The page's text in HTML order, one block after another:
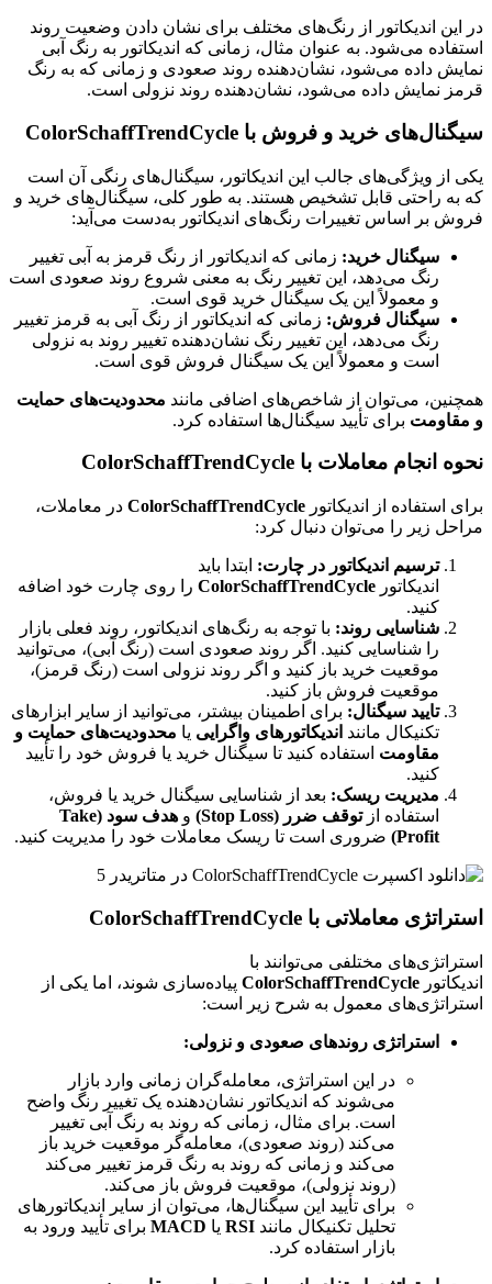
در این اندیکاتور از رنگ‌های مختلف برای نشان دادن وضعیت روند
استفاده می‌شود. به عنوان مثال، زمانی که اندیکاتور به رنگ آبی
نمایش داده می‌شود، نشان‌دهنده روند صعودی و زمانی که به رنگ
قرمز نمایش داده می‌شود، نشان‌دهنده روند نزولی است.
سیگنال‌های خرید و فروش با ColorSchaffTrendCycle
یکی از ویژگی‌های جالب این اندیکاتور، سیگنال‌های رنگی آن است
که به راحتی قابل تشخیص هستند. به طور کلی، سیگنال‌های خرید و
فروش بر اساس تغییرات رنگ‌های اندیکاتور به‌دست می‌آید:
سیگنال خرید: زمانی که اندیکاتور از رنگ قرمز به آبی تغییر
رنگ می‌دهد، این تغییر رنگ به معنی شروع روند صعودی است
و معمولاً این یک سیگنال خرید قوی است.
سیگنال فروش: زمانی که اندیکاتور از رنگ آبی به قرمز تغییر
رنگ می‌دهد، این تغییر رنگ نشان‌دهنده تغییر روند به نزولی
است و معمولاً این یک سیگنال فروش قوی است.
همچنین، می‌توان از شاخص‌های اضافی مانند محدودیت‌های حمایت
و مقاومت برای تأیید سیگنال‌ها استفاده کرد.
نحوه انجام معاملات با ColorSchaffTrendCycle
برای استفاده از اندیکاتور ColorSchaffTrendCycle در معاملات،
مراحل زیر را می‌توان دنبال کرد:
ترسیم اندیکاتور در چارت: ابتدا باید
اندیکاتور ColorSchaffTrendCycle را روی چارت خود اضافه
کنید.
شناسایی روند: با توجه به رنگ‌های اندیکاتور، روند فعلی بازار
را شناسایی کنید. اگر روند صعودی است (رنگ آبی)، می‌توانید
موقعیت خرید باز کنید و اگر روند نزولی است (رنگ قرمز)،
موقعیت فروش باز کنید.
تایید سیگنال: برای اطمینان بیشتر، می‌توانید از سایر ابزارهای
تکنیکال مانند اندیکاتورهای واگرایی یا محدودیت‌های حمایت و
مقاومت استفاده کنید تا سیگنال خرید یا فروش خود را تأیید
کنید.
مدیریت ریسک: بعد از شناسایی سیگنال خرید یا فروش،
استفاده ازتوقف ضرر (Stop Loss) و
هدف سود (Take
Profit) ضروری است تا ریسک معاملات خود را مدیریت کنید.
استراتژی معاملاتی با ColorSchaffTrendCycle
استراتژی‌های مختلفی می‌توانند با
اندیکاتور ColorSchaffTrendCycle پیاده‌سازی شوند، اما یکی از
استراتژی‌های معمول به شرح زیر است:
استراتژی روندهای صعودی و نزولی:
در این استراتژی، معامله‌گران زمانی وارد بازار
می‌شوند که اندیکاتور نشان‌دهنده یک تغییر رنگ واضح
است. برای مثال، زمانی که روند به رنگ آبی تغییر
می‌کند (روند صعودی)، معامله‌گر موقعیت خرید باز
می‌کند و زمانی که روند به رنگ قرمز تغییر می‌کند
(روند نزولی)، موقعیت فروش باز می‌کند.
برای تأیید این سیگنال‌ها، می‌توان از سایر اندیکاتورهای
تحلیل تکنیکال مانند RSI یا MACD برای تأیید ورود به
بازار استفاده کرد.